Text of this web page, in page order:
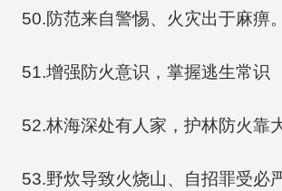
50.防范来自警惕、火灾出于麻痹。
51.增强防火意识，掌握逃生常识
52.林海深处有人家，护林防火靠
53.野炊导致火烧山、自招罪受必